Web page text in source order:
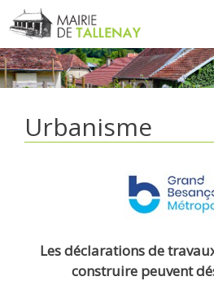
Aller
au
contenu
Urbanisme
Les déclarations de
construire peuvent